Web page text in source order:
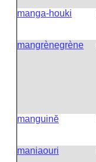
manga-houki
mangrènegrène
manguinĕ
maniaouri